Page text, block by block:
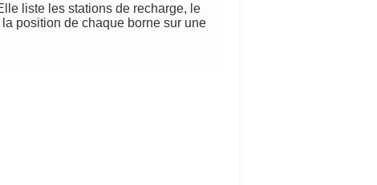
liste les stations de recharge, le
position de chaque borne sur une